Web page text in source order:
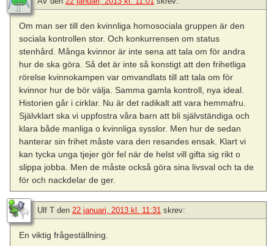
Om man ser till den kvinnliga homosociala gruppen är den
sociala kontrollen stor. Och konkurrensen om status
stenhård. Många kvinnor är inte sena att tala om för andra
hur de ska göra. Så det är inte så konstigt att den frihetliga
rörelse kvinnokampen var omvandlats till att tala om för
kvinnor hur de bör välja. Samma gamla kontroll, nya ideal.
Historien går i cirklar. Nu är det radikalt att vara hemmafru.
Självklart ska vi uppfostra våra barn att bli självständiga och
klara både manliga o kvinnliga sysslor. Men hur de sedan
hanterar sin frihet måste vara den resandes ensak. Klart vi
kan tycka unga tjejer gör fel när de helst vill gifta sig rikt o
slippa jobba. Men de måste också göra sina livsval och ta de
för och nackdelar de ger.
Ulf T den 22 januari, 2013 kl. 11:31 skrev:
En viktig frågeställning.